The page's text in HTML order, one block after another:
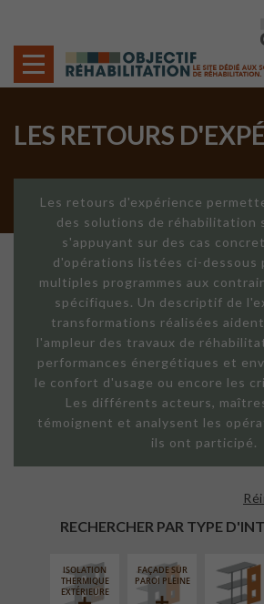
LES RETOURS
Les retours d'expérience
des solutions de réhabilitation
s'appuyant sur des cas
d'opérations listées ci-dessous
multiples programmes aux
spécifiques. Un descriptif de
transformations réalisées
l'ampleur des travaux de
performances énergétiques et
le confort d'usage ou encore les
Les différents acteurs,
témoignent et analysent les
ils ont participé.
RECHERCHER PAR TYPE
ISOLATION
THERMIQUE
EXTÉRIEURE
FAÇADE SUR
PAROI PLEINE
FAÇADE SUR
LINÉAIRE
FERMETURE
LOGGIAS